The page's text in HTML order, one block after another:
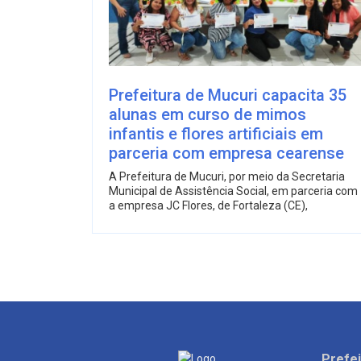
Prefeitura de Mucuri capacita 35
alunas em curso de mimos
infantis e flores artificiais em
parceria com empresa cearense
A Prefeitura de Mucuri, por meio da Secretaria
Municipal de Assistência Social, em parceria com
a empresa JC Flores, de Fortaleza (CE),